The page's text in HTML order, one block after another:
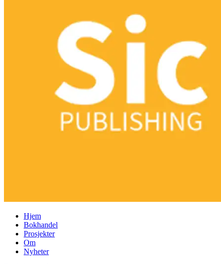
Hjem
Bokhandel
Prosjekter
Om
Nyheter